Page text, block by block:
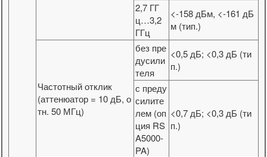
2,7 ГГ
ц…3,2
ГГц
<-158 дБм, <-161 дБ
м (тип.)
Частотный отклик
(аттенюатор = 10 дБ, о
тн. 50 МГц)
без пре
дусили
теля
<0,5 дБ; <0,3 дБ (ти
п.)
с преду
силите
лем (оп
ция RS
A5000-
PA)
<0,7 дБ; <0,3 дБ (ти
п.)